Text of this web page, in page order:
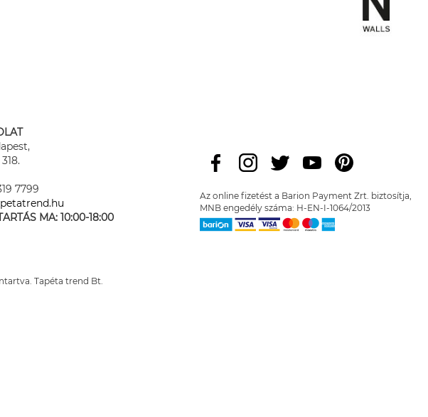
7799
MA: 10:00-18:00
Az online fizetést a Barion Payment Zrt. biztosítja,
MNB engedély száma: H-EN-I-1064/2013
Tapéta trend Bt.